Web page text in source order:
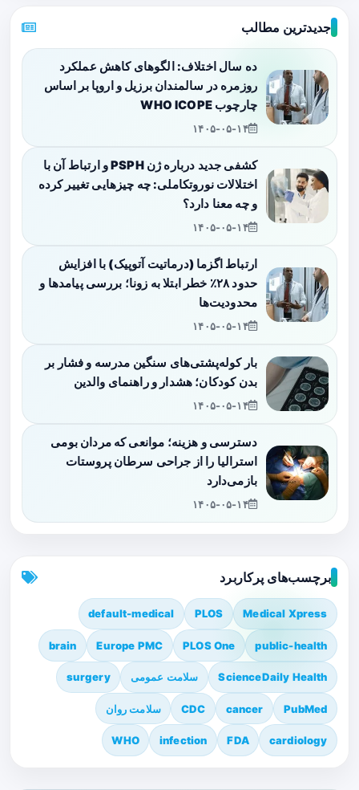
جدیدترین مطالب
ده سال اختلاف: الگوهای کاهش عملکرد
روزمره در سالمندان برزیل و اروپا بر اساس
چارچوب WHO ICOPE
۱۴۰۵-۰۵-۱۴
کشفی جدید درباره ژن PSPH و ارتباط آن با
اختلالات نوروتکاملی: چه چیزهایی تغییر کرده
و چه معنا دارد؟
۱۴۰۵-۰۵-۱۴
ارتباط اگزما (درماتیت آتوپیک) با افزایش
حدود ۲۸٪ خطر ابتلا به زونا؛ بررسی پیامدها و
محدودیت‌ها
۱۴۰۵-۰۵-۱۴
بار کوله‌پشتی‌های سنگین مدرسه و فشار بر
بدن کودکان؛ هشدار و راهنمای والدین
۱۴۰۵-۰۵-۱۴
دسترسی و هزینه؛ موانعی که مردان بومی
استرالیا را از جراحی سرطان پروستات
بازمی‌دارد
۱۴۰۵-۰۵-۱۴
برچسب‌های پرکاربرد
Medical Xpress
PLOS
default-medical
public-health
PLOS One
Europe PMC
brain
ScienceDaily Health سلامت عمومی surgery
PubMed
cancer
CDC سلامت روان
cardiology
FDA
infection
WHO